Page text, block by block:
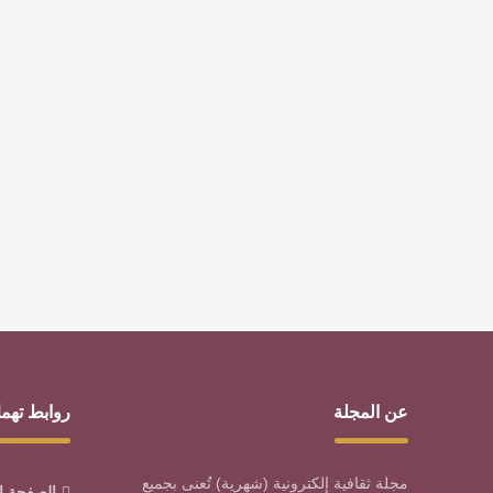
عن المجلة
مجلة ثقافية إلكترونية (شهرية) تُعنى بجميع
روابط